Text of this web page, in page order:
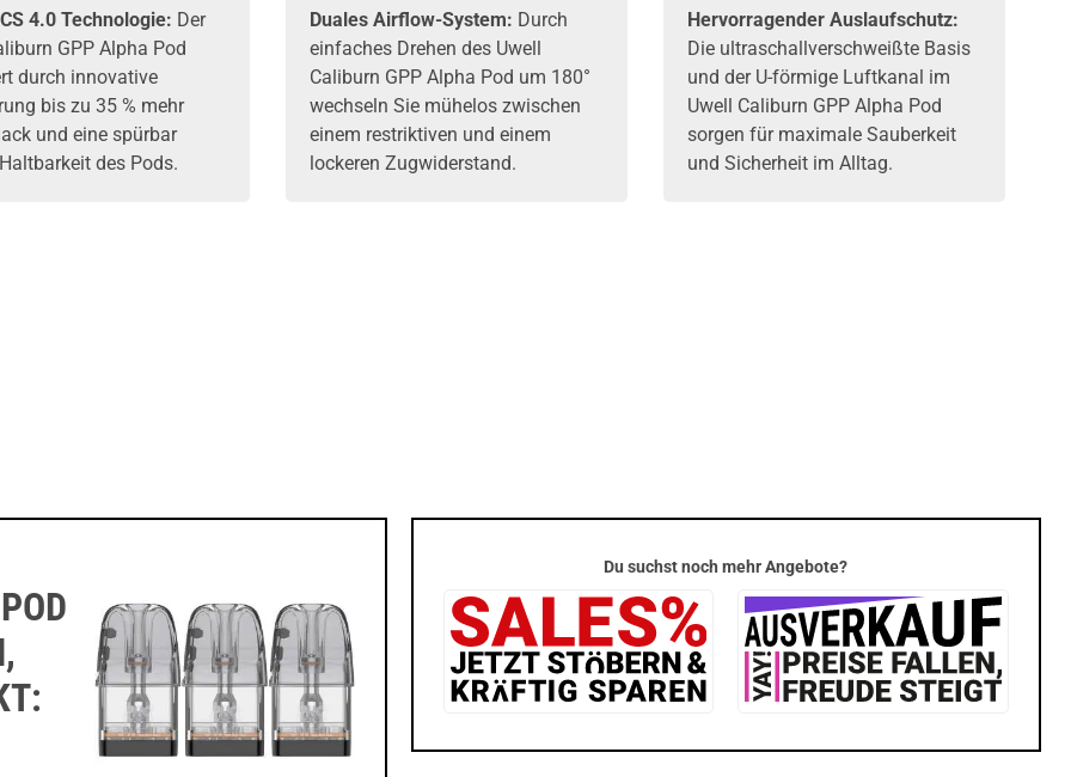
4.0 Technologie: Der
GPP Alpha Pod
durch innovative
bis zu 35 % mehr
und eine spürbar
des Pods.
Duales Airflow-System: Durch
einfaches Drehen des Uwell
Caliburn GPP Alpha Pod um 180°
wechseln Sie mühelos zwischen
einem restriktiven und einem
lockeren Zugwiderstand.
Hervorragender Auslaufschutz:
Die ultraschallverschweißte Basis
und der U-förmige Luftkanal im
Uwell Caliburn GPP Alpha Pod
sorgen für maximale Sauberkeit
und Sicherheit im Alltag.
Du suchst noch mehr Angebote?